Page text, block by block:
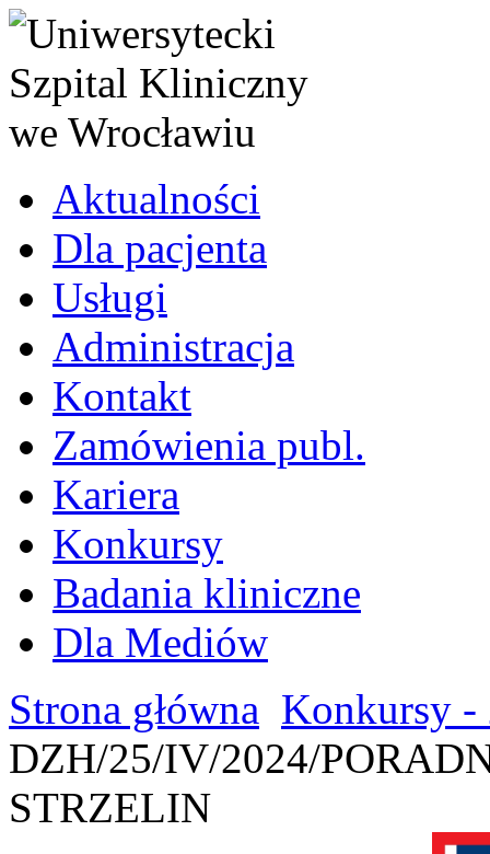
Aktualności
Dla pacjenta
Usługi
Administracja
Kontakt
Zamówienia publ.
Kariera
Konkursy
Badania kliniczne
Dla Mediów
Strona główna Konkursy -
DZH/25/IV/2024/
STRZELIN